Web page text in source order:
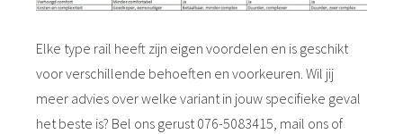
Elke type rail heeft zijn eigen voordelen en is geschikt
voor verschillende behoeften en voorkeuren. Wil jij
meer advies over welke variant in jouw specifieke geval
het beste is? Bel ons gerust 076-5083415, mail ons of